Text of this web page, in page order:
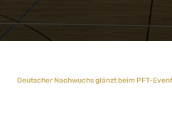
Deutscher Nachwuchs glänzt beim PFT-Event